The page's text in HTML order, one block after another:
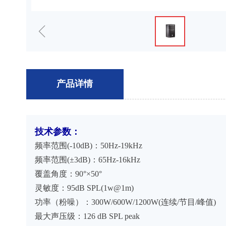
ꁆ
产品详情
技术参数：
频率范围(-10dB)：50Hz-19kHz
频率范围(±3dB)：65Hz-16kHz
覆盖角度：90°×50°
灵敏度：95dB SPL(1w@1m)
功率（粉噪）：300W/600W/1200W(连续/节目/峰值)
最大声压级：126 dB SPL peak